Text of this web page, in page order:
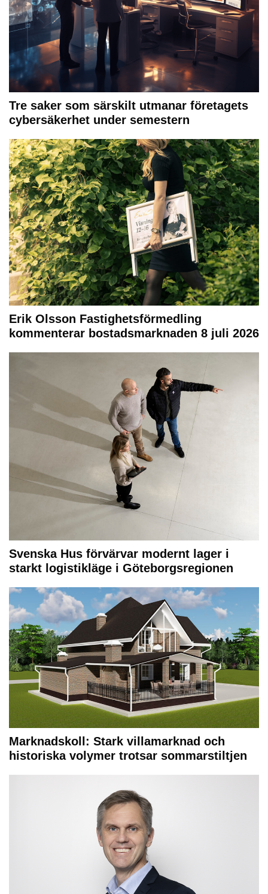
Tre saker som särskilt utmanar företagets
cybersäkerhet under semestern
Erik Olsson Fastighetsförmedling
kommenterar bostadsmarknaden 8 juli 2026
Svenska Hus förvärvar modernt lager i
starkt logistikläge i Göteborgsregionen
Marknadskoll: Stark villamarknad och
historiska volymer trotsar sommarstiltjen